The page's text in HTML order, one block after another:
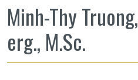
Minh-Thy Truong,
erg., M.Sc.